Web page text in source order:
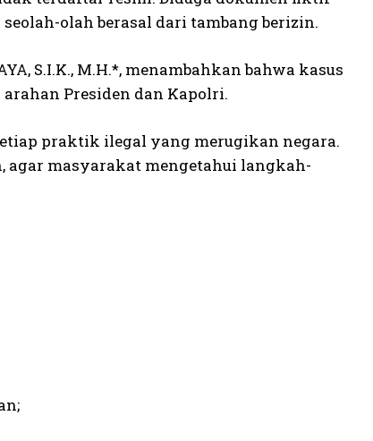
olah berasal dari tambang berizin.
S.I.K., M.H.*, menambahkan bahwa kasus
Presiden dan Kapolri.
praktik ilegal yang merugikan negara.
agar masyarakat mengetahui langkah-